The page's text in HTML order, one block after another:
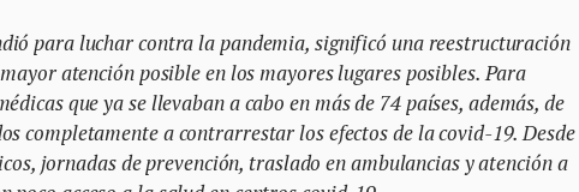
para luchar contra la pandemia, significó una reestructuración
atención posible en los mayores lugares posibles. Para
que ya se llevaban a cabo en más de 74 países, además, de
completamente a contrarrestar los efectos de la covid-19. Desde
jornadas de prevención, traslado en ambulancias y atención a